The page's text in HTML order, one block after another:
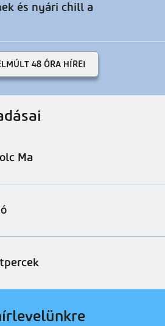
és nyári chill a
48 ÓRA HÍREI
Ma